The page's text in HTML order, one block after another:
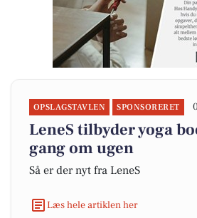
OPSLAGSTAVLEN SPONSORERET
LeneS tilbyder yoga
gang om ugen
Så er der nyt fra LeneS
Læs hele artiklen her